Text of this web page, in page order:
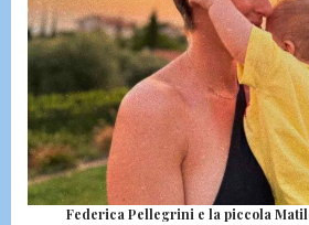
Federica Pellegrini e la piccola